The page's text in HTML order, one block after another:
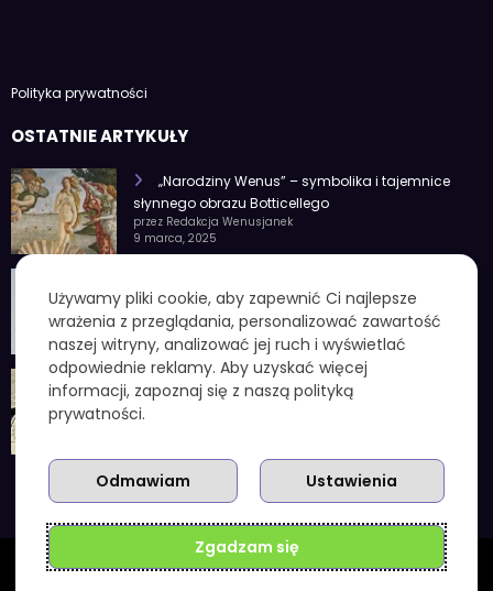
Polityka prywatności
OSTATNIE ARTYKUŁY
„Narodziny Wenus” – symbolika i tajemnice
słynnego obrazu Botticellego
przez Redakcja Wenusjanek
9 marca, 2025
cechy osobowości
przez Redakcja Wenusjanek
4 lutego, 2025
1 kuna ile to zł – aktualny przelicznik, koniec
chorwackiej waluty i praktyczne wskazówki
przez Redakcja Wenusjanek
Wenusjanki.com.pl | Powered By
Używamy pliki cookie, aby zapewnić Ci najlepsze
wrażenia z przeglądania, personalizować zawartość
naszej witryny, analizować jej ruch i wyświetlać
odpowiednie reklamy. Aby uzyskać więcej
informacji, zapoznaj się z naszą polityką
prywatności.
Zgadzam się
Ustawienia
Odmawiam